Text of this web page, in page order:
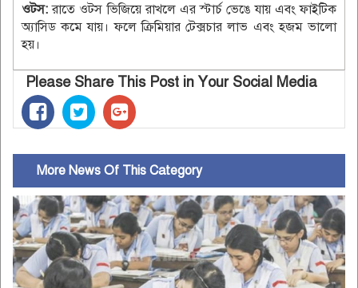
ওটস: রাতে ওটস ভিজিয়ে রাখলে এর স্টার্চ ভেঙে যায় এবং ফাইটিক
অ্যাসিড কমে যায়। ফলে ক্রিমিয়ার টেক্সচার লাভ এবং হজম ভালো
হয়।
Please Share This Post in Your Social Media
More News Of This Category